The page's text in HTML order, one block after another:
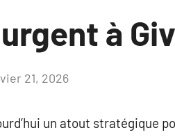
à
21, 2026
un atout stratégique